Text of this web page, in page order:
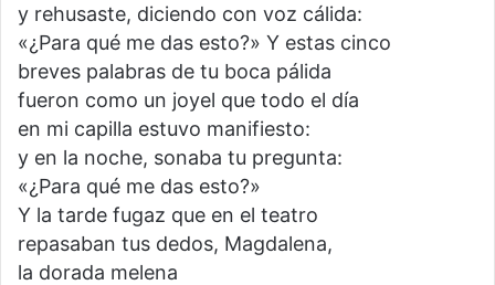
y rehusaste, diciendo con voz cálida:
«¿Para qué me das esto?» Y estas cinco
breves palabras de tu boca pálida
fueron como un joyel que todo el día
en mi capilla estuvo manifiesto:
y en la noche, sonaba tu pregunta:
«¿Para qué me das esto?»
Y la tarde fugaz que en el teatro
repasaban tus dedos, Magdalena,
la dorada melena